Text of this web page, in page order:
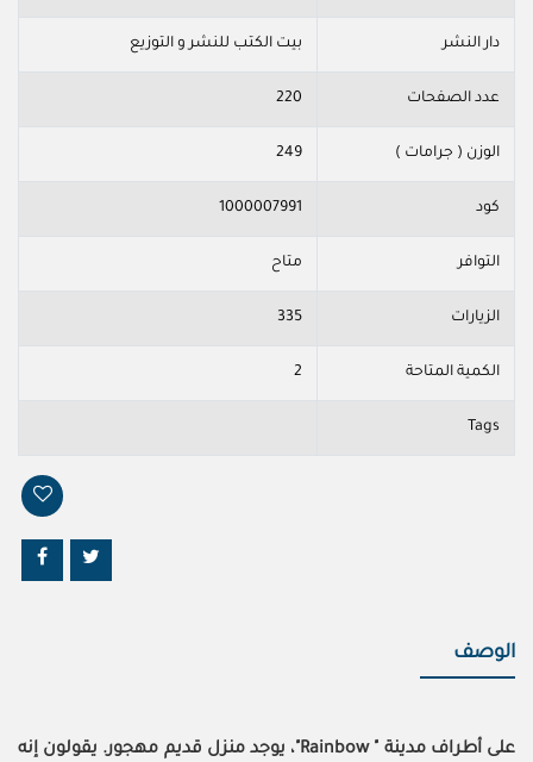
دار النشر بيت الكتب للنشر و التوزيع
عدد الصفحات 220
الوزن ( جرامات ) 249
كود 1000007991
التوافر متاح
الزيارات 335
الكمية المتاحة 2
Tags
الوصف
على أطراف مدينة " Rainbow"، يوجد منزل قديم مهجور. يقولون إنه